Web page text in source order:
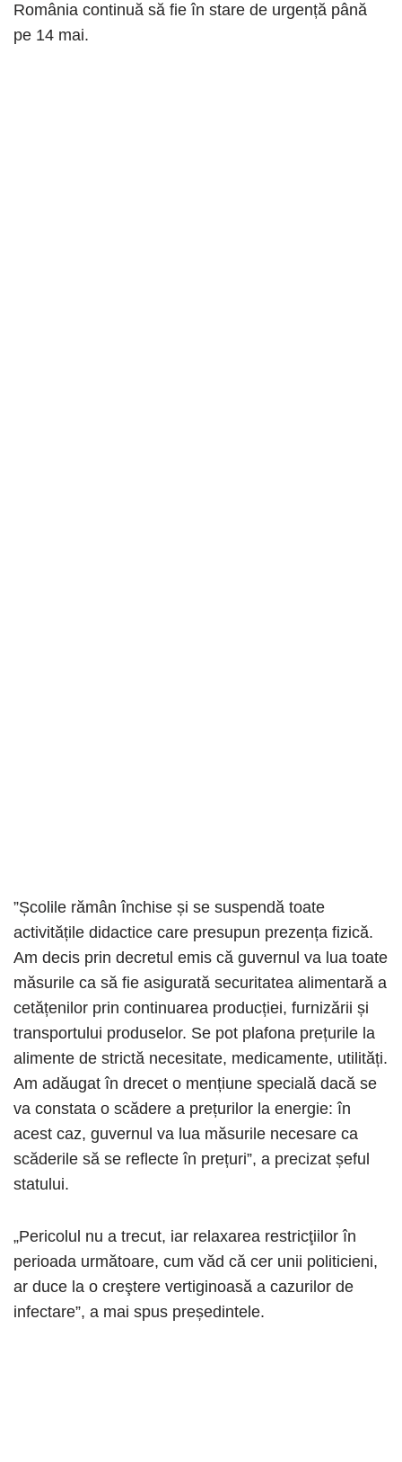
România continuă să fie în stare de urgență până
pe 14 mai.
”Școlile rămân închise și se suspendă toate
activitățile didactice care presupun prezența fizică.
Am decis prin decretul emis că guvernul va lua toate
măsurile ca să fie asigurată securitatea alimentară a
cetățenilor prin continuarea producției, furnizării și
transportului produselor. Se pot plafona prețurile la
alimente de strictă necesitate, medicamente, utilități.
Am adăugat în drecet o mențiune specială dacă se
va constata o scădere a prețurilor la energie: în
acest caz, guvernul va lua măsurile necesare ca
scăderile să se reflecte în prețuri”, a precizat șeful
statului.
„Pericolul nu a trecut, iar relaxarea restricţiilor în
perioada următoare, cum văd că cer unii politicieni,
ar duce la o creştere vertiginoasă a cazurilor de
infectare”, a mai spus președintele.